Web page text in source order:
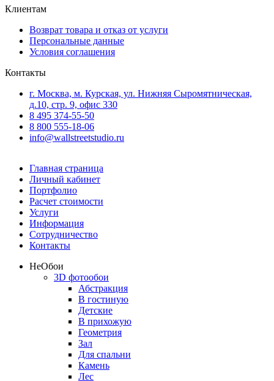
Клиентам
Возврат товара и отказ от услуги
Персональные данные
Условия соглашения
Контакты
г. Москва, м. Курская, ул. Нижняя Сыромятническая,
д.10, стр. 9, офис 330
8 495 374-55-50
8 800 555-18-06
info@wallstreetstudio.ru
Главная страница
Личный кабинет
Портфолио
Расчет стоимости
Услуги
Информация
Сотрудничество
Контакты
НеОбои
3D фотообои
Абстракция
В гостиную
Детские
В прихожую
Геометрия
Зал
Для спальни
Камень
Лес